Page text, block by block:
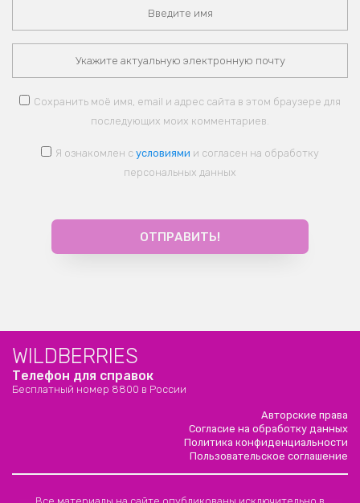
Сохранить моё имя, email и адрес сайта в этом браузере для
последующих моих комментариев.
Я ознакомлен с условиями и согласен на обработку
персональных данных
WILDBERRIES
Телефон для справок
Бесплатный номер 8800 в России
Авторские права
Согласие на обработку данных
Политика конфиденциальности
Пользовательское соглашение